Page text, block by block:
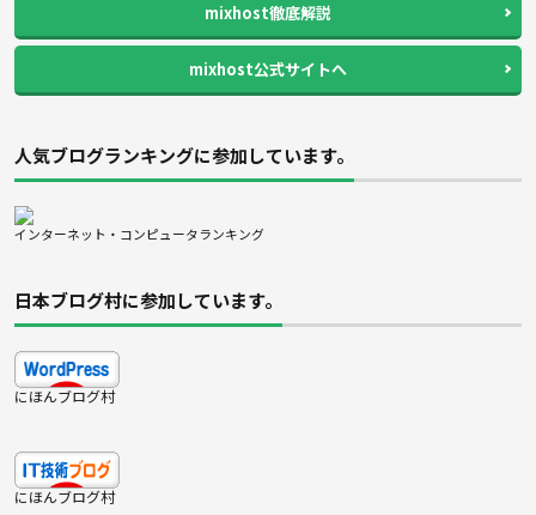
mixhost徹底解説
mixhost公式サイトへ
人気ブログランキングに参加しています。
インターネット・コンピュータランキング
日本ブログ村に参加しています。
にほんブログ村
にほんブログ村